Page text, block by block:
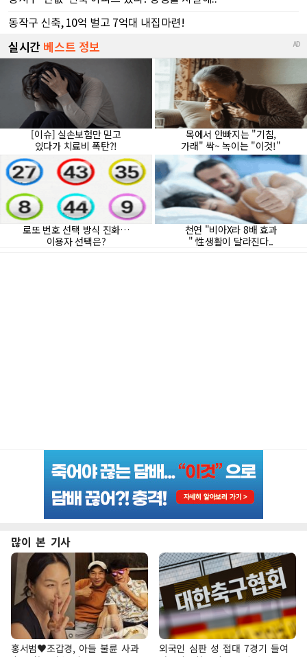
많이 본 기사
홍서범♥조갑경, 아들 불륜 사과
외국인 심판 성 접대 7경기 들여